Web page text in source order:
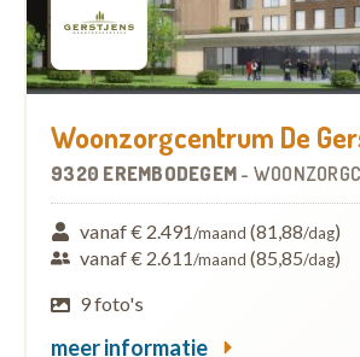
Woonzorgcentrum De
9320 EREMBODEGEM -
vanaf € 2.491/maand (81,88/dag)
vanaf € 2.611/maand (85,85/dag)
9 foto's
meer informatie